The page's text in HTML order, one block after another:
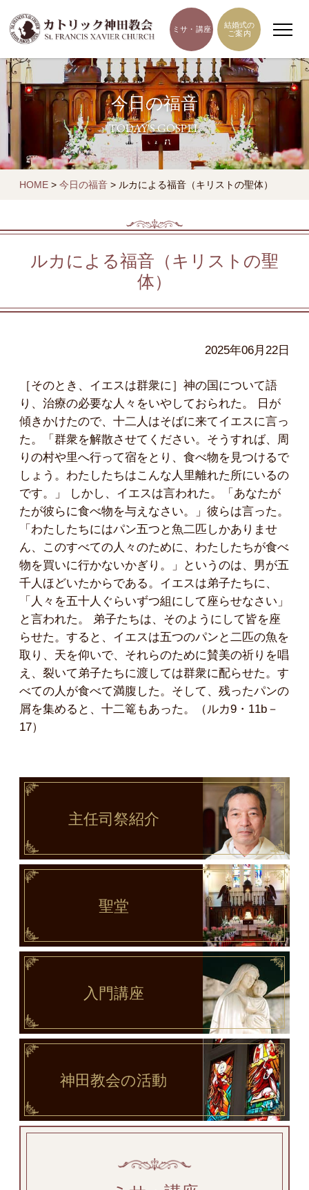
ミサ・講座
結婚式の
ご案内
今日の福音
TODAY'S GOSPEL
HOME > 今日の福音 > ルカによる福音（キリストの聖体）
ルカによる福音（キリストの聖
体）
2025年06月22日
［そのとき、イエスは群衆に］神の国について語
り、治療の必要な人々をいやしておられた。 日が
傾きかけたので、十二人はそばに来てイエスに言っ
た。「群衆を解散させてください。そうすれば、周
りの村や里へ行って宿をとり、食べ物を見つけるで
しょう。わたしたちはこんな人里離れた所にいるの
です。」 しかし、イエスは言われた。「あなたが
たが彼らに食べ物を与えなさい。」彼らは言った。
「わたしたちにはパン五つと魚二匹しかありませ
ん、このすべての人々のために、わたしたちが食べ
物を買いに行かないかぎり。」というのは、男が五
千人ほどいたからである。イエスは弟子たちに、
「人々を五十人ぐらいずつ組にして座らせなさい」
と言われた。 弟子たちは、そのようにして皆を座
らせた。すると、イエスは五つのパンと二匹の魚を
取り、天を仰いで、それらのために賛美の祈りを唱
え、裂いて弟子たちに渡しては群衆に配らせた。す
べての人が食べて満腹した。そして、残ったパンの
屑を集めると、十二篭もあった。（ルカ9・11b－
17）
主任司祭紹介
聖堂
入門講座
神田教会の活動